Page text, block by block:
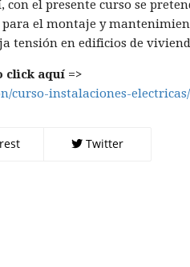
con el presente curso se
el montaje y
tensión en edificios de
click aquí =>
curso-instalaciones-electricas/
Twitter